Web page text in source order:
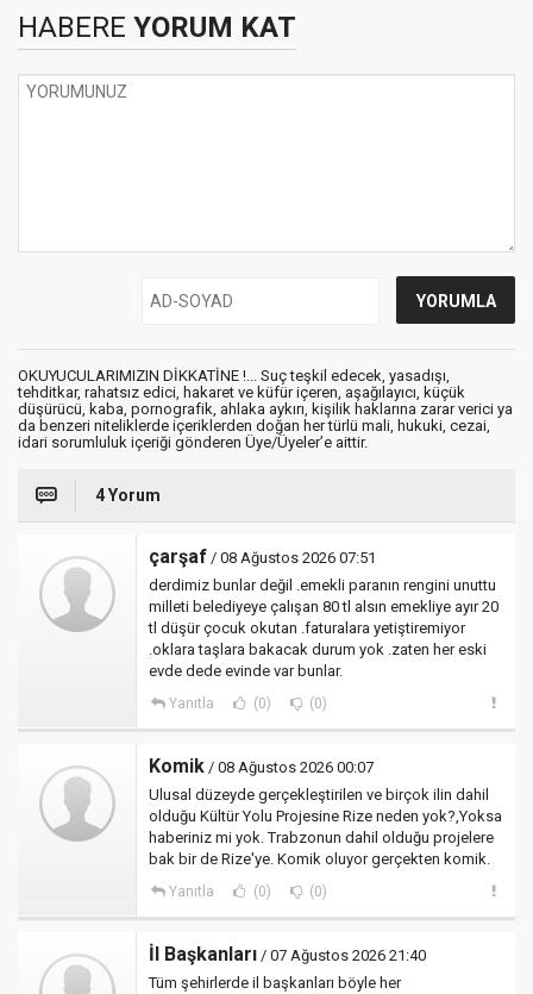
HABERE YORUM KAT
OKUYUCULARIMIZIN DİKKATİNE !... Suç teşkil edecek, yasadışı,
tehditkar, rahatsız edici, hakaret ve küfür içeren, aşağılayıcı, küçük
düşürücü, kaba, pornografik, ahlaka aykırı, kişilik haklarına zarar verici ya
da benzeri niteliklerde içeriklerden doğan her türlü mali, hukuki, cezai,
idari sorumluluk içeriği gönderen Üye/Üyeler’e aittir.
4 Yorum
çarşaf / 08 Ağustos 2026 07:51
derdimiz bunlar değil .emekli paranın rengini unuttu
milleti belediyeye çalışan 80 tl alsın emekliye ayır 20
tl düşür çocuk okutan .faturalara yetiştiremiyor
.oklara taşlara bakacak durum yok .zaten her eski
evde dede evinde var bunlar.
Yanıtla (0) (0)
Komik / 08 Ağustos 2026 00:07
Ulusal düzeyde gerçekleştirilen ve birçok ilin dahil
olduğu Kültür Yolu Projesine Rize neden yok?,Yoksa
haberiniz mi yok. Trabzonun dahil olduğu projelere
bak bir de Rize'ye. Komik oluyor gerçekten komik.
Yanıtla (0) (0)
İl Başkanları / 07 Ağustos 2026 21:40
Tüm şehirlerde il başkanları böyle her